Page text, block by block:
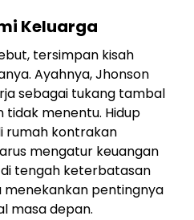
Keluarga
tersimpan kisah
Ayahnya, Jhonson
sebagai tukang tambal
tidak menentu. Hidup
rumah kontrakan
mengatur keuangan
tengah keterbatasan
menekankan pentingnya
masa depan.